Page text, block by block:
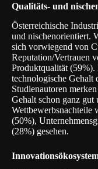
Qualitäts- und
Österreichische
und nischenorientiert.
sich vorwiegend von
Reputation/Vertrauen
Produktqualität
technologische Gehalt
Studienautoren
Gehalt schon ganz gut
Wettbewerbsnachteile
(50%),
(28%) gesehen.